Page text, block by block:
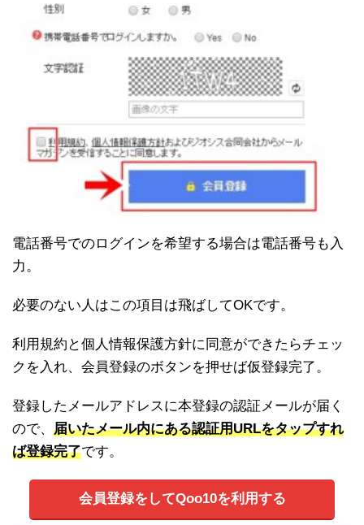
電話番号でのログインを希望する場合は電話番号も入
力。
必要のない人はこの項目は飛ばしてOKです。
利用規約と個人情報保護方針に同意ができたらチェッ
クを入れ、会員登録のボタンを押せば仮登録完了。
登録したメールアドレスに本登録の認証メールが届く
ので、 届いたメール内にある認証用URLをタップすれ
ば登録完了です。
会員登録をしてQoo10を利用する